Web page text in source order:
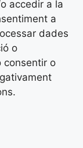
accedir a la
a
dades
o
consentir o